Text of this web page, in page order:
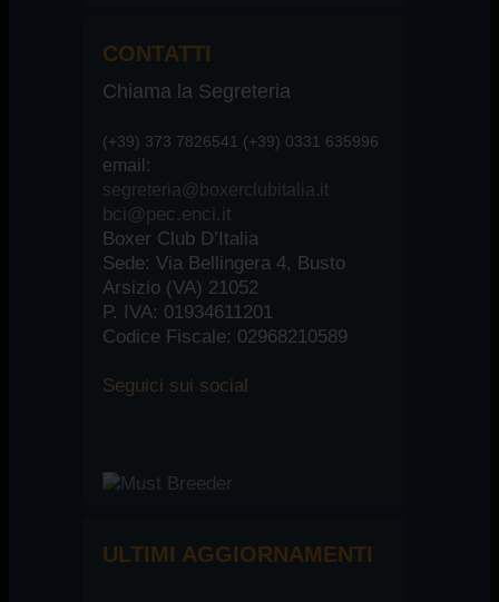
CONTATTI
Chiama la Segreteria
(+39) 373 7826541 (+39) 0331 635996
email:
segreteria@boxerclubitalia.it
bci@pec.enci.it
Boxer Club D’Italia
Sede: Via Bellingera 4, Busto
Arsizio (VA) 21052
P. IVA: 01934611201
Codice Fiscale: 02968210589
Seguici sui social
ULTIMI AGGIORNAMENTI